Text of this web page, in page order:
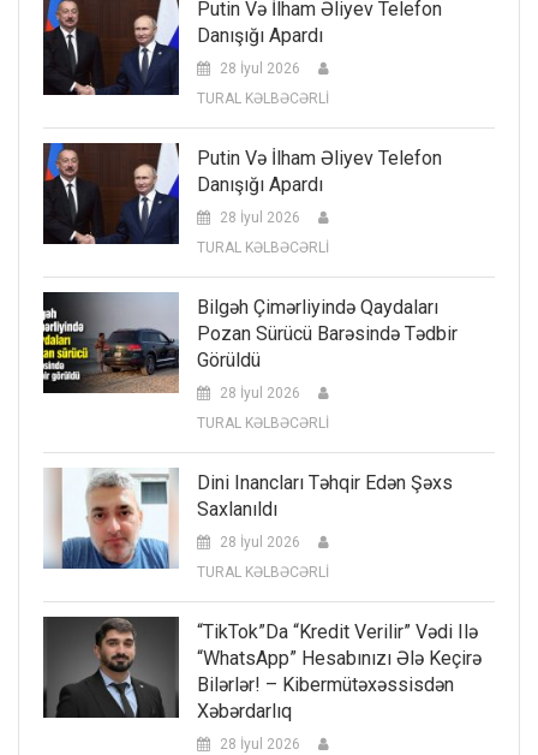
Putin Və İlham Əliyev Telefon
Danışığı Apardı
28 İyul 2026
TURAL KƏLBƏCƏRLİ
Putin Və İlham Əliyev Telefon
Danışığı Apardı
28 İyul 2026
TURAL KƏLBƏCƏRLİ
Bilgəh Çimərliyində Qaydaları
Pozan Sürücü Barəsində Tədbir
Görüldü
28 İyul 2026
TURAL KƏLBƏCƏRLİ
Dini Inancları Təhqir Edən Şəxs
Saxlanıldı
28 İyul 2026
TURAL KƏLBƏCƏRLİ
“TikTok”da “kredit Verilir” Vədi Ilə
“WhatsApp” Hesabınızı Ələ Keçirə
Bilərlər! – Kibermütəxəssisdən
Xəbərdarlıq
28 İyul 2026